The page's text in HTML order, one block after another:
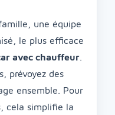
une équipe
le plus efficace
avec chauffeur
prévoyez des
ensemble. Pour
cela simplifie la